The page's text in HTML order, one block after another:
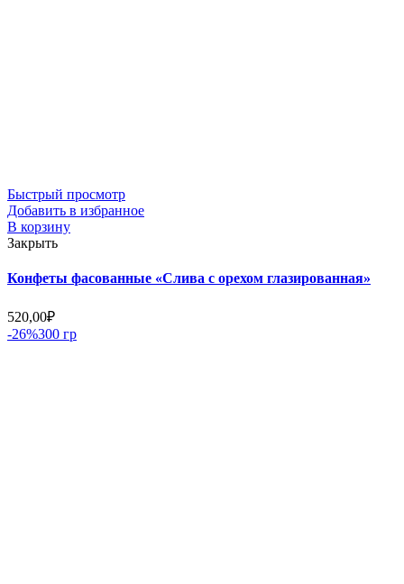
Быстрый просмотр
Добавить в избранное
В корзину
Закрыть
Конфеты фасованные «Слива с орехом глазированная»
520,00₽
-26%300 гр